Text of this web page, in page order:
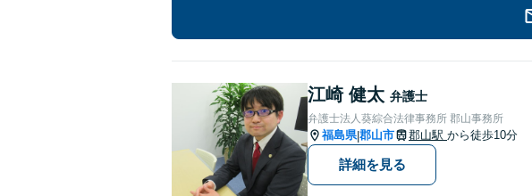
江崎 健太 弁護士
弁護士法人葵綜合法律事務所 郡山事務所
福島県|郡山市 郡山駅 から徒歩10分
詳細を見る